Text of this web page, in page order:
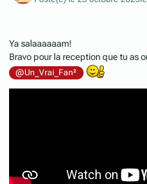
Ya salaaaaaam!
Bravo pour la reception que tu as
@Un_Vrai_Fan²